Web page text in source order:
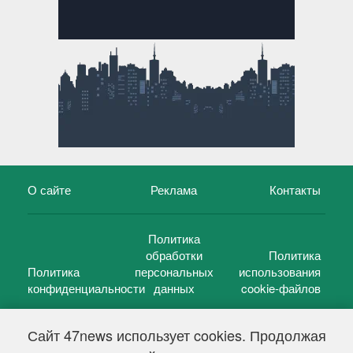
Сайт 47news использует cookies. Продолжая
О сайте Реклама Контакты
Политика
конфиденциальности
Политика
обработки
персональных
данных
Политика
использования
cookie-файлов